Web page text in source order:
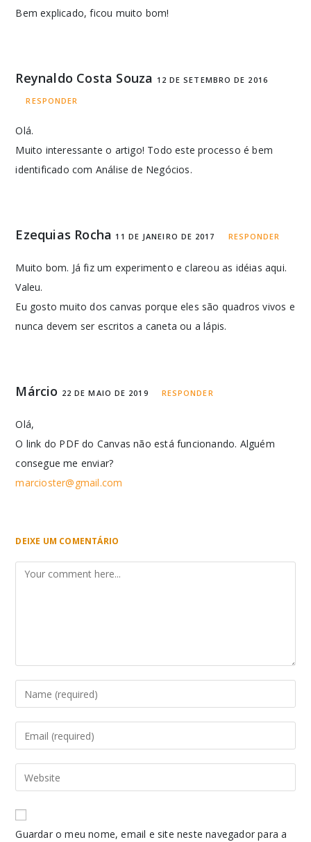
Bem explicado, ficou muito bom!
Reynaldo Costa Souza 12 DE SETEMBRO DE 2016
RESPONDER
Olá.
Muito interessante o artigo! Todo este processo é bem
identificado com Análise de Negócios.
Ezequias Rocha 11 DE JANEIRO DE 2017 RESPONDER
Muito bom. Já fiz um experimento e clareou as idéias aqui.
Valeu.
Eu gosto muito dos canvas porque eles são quadros vivos e
nunca devem ser escritos a caneta ou a lápis.
Márcio 22 DE MAIO DE 2019 RESPONDER
Olá,
O link do PDF do Canvas não está funcionando. Alguém
consegue me enviar?
marcioster@gmail.com
DEIXE UM COMENTÁRIO
Guardar o meu nome, email e site neste navegador para a